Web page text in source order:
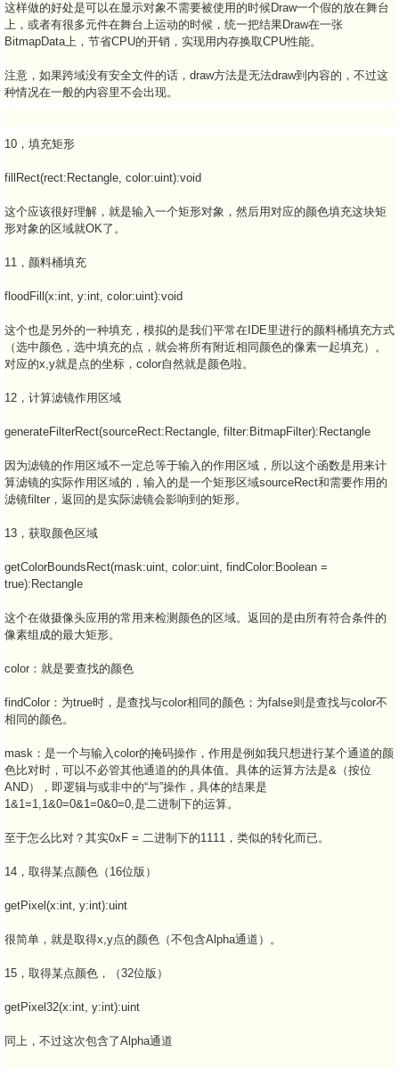
这样做的好处是可以在显示对象不需要被使用的时候Draw一个假的放在舞台
上，或者有很多元件在舞台上运动的时候，统一把结果Draw在一张
BitmapData上，节省CPU的开销，实现用内存换取CPU性能。
注意，如果跨域没有安全文件的话，draw方法是无法draw到内容的，不过这
种情况在一般的内容里不会出现。
10，填充矩形
fillRect(rect:Rectangle, color:uint):void
这个应该很好理解，就是输入一个矩形对象，然后用对应的颜色填充这块矩
形对象的区域就OK了。
11，颜料桶填充
floodFill(x:int, y:int, color:uint):void
这个也是另外的一种填充，模拟的是我们平常在IDE里进行的颜料桶填充方式
（选中颜色，选中填充的点，就会将所有附近相同颜色的像素一起填充）。
对应的x,y就是点的坐标，color自然就是颜色啦。
12，计算滤镜作用区域
generateFilterRect(sourceRect:Rectangle, filter:BitmapFilter):Rectangle
因为滤镜的作用区域不一定总等于输入的作用区域，所以这个函数是用来计
算滤镜的实际作用区域的，输入的是一个矩形区域sourceRect和需要作用的
滤镜filter，返回的是实际滤镜会影响到的矩形。
13，获取颜色区域
getColorBoundsRect(mask:uint, color:uint, findColor:Boolean =
true):Rectangle
这个在做摄像头应用的常用来检测颜色的区域。返回的是由所有符合条件的
像素组成的最大矩形。
color：就是要查找的颜色
findColor：为true时，是查找与color相同的颜色；为false则是查找与color不
相同的颜色。
mask：是一个与输入color的掩码操作，作用是例如我只想进行某个通道的颜
色比对时，可以不必管其他通道的的具体值。具体的运算方法是&（按位
AND），即逻辑与或非中的“与”操作，具体的结果是
1&1=1,1&0=0&1=0&0=0,是二进制下的运算。
至于怎么比对？其实0xF = 二进制下的1111，类似的转化而已。
14，取得某点颜色（16位版）
getPixel(x:int, y:int):uint
很简单，就是取得x,y点的颜色（不包含Alpha通道）。
15，取得某点颜色，（32位版）
getPixel32(x:int, y:int):uint
同上，不过这次包含了Alpha通道